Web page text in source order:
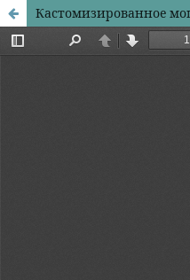
Кастомизированное